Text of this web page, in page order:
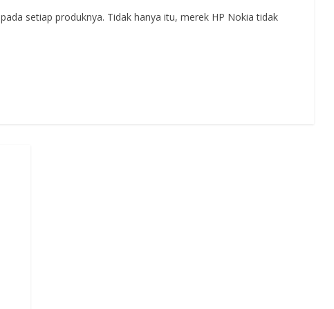
setiap produknya. Tidak hanya itu, merek HP Nokia tidak